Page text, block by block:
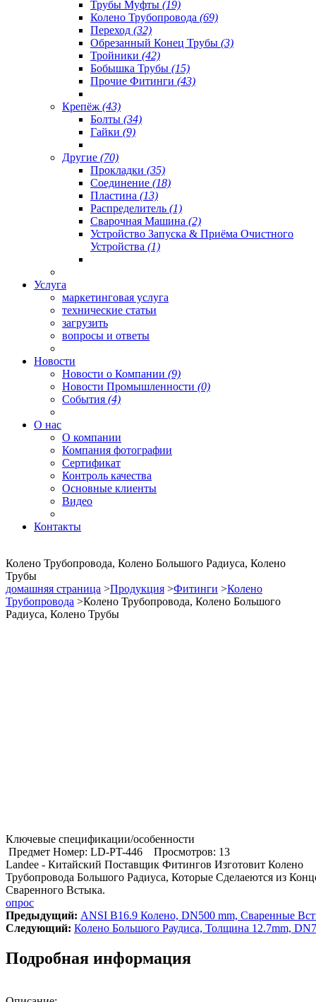
Трубы Муфты (19)
Колено Трубопровода (69)
Переход (32)
Обрезанный Конец Трубы (3)
Тройники (42)
Бобышка Трубы (15)
Прочие Фитинги (43)
Крепёж (43)
Болты (34)
Гайки (9)
Другие (70)
Прокладки (35)
Соединение (18)
Пластина (13)
Распределитель (1)
Сварочная Машина (2)
Устройство Запуска & Приёма Очистного
Устройства (1)
Услуга
маркетинговая услуга
технические статьи
загрузить
вопросы и ответы
Новости
Новости о Компании (9)
Новости Промышленности (0)
События (4)
О нас
О компании
Компания фотографии
Сертификат
Контроль качества
Основные клиенты
Видео
Контакты
Колено Трубопровода, Колено Большого Радиуса, Колено
Трубы
домашняя страница >Продукция >Фитинги >Колено
Трубопровода >Колено Трубопровода, Колено Большого
Радиуса, Колено Трубы
Ключевые спецификации/особенности
Предмет Номер: LD-PT-446
Просмотров: 13
Landee - Китайский Поставщик Фитингов Изготовит Колено
Трубопровода Большого Радиуса, Которые Сделаеются из
Сваренного Встыка.
опрос
Предыдущий: ANSI B16.9 Колено, DN500 mm, Сваренные
Cледующий: Колено Большого Раудиса, Толщина 12.7mm,
Подробная информация